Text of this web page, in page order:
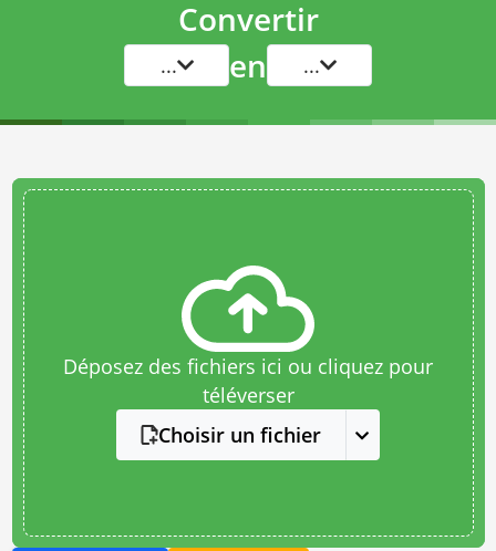
Convertir
... en ...
Déposez des fichiers ici ou cliquez pour
téléverser
Choisir un fichier